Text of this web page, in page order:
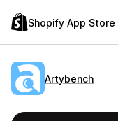
Shopify App Store
Artybench